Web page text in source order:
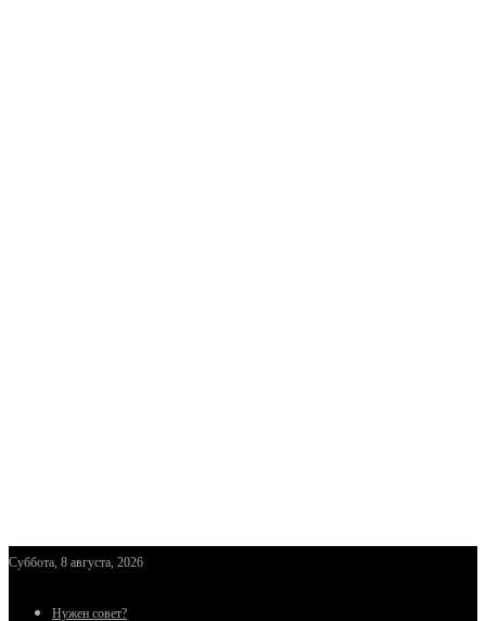
Суббота, 8 августа, 2026
Нужен совет?